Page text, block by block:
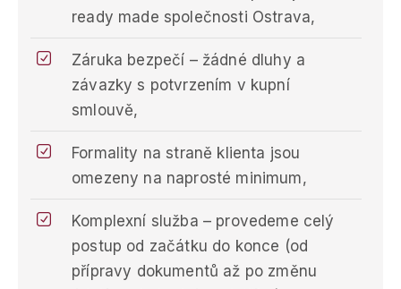
ready made společnosti Ostrava,
Záruka bezpečí – žádné dluhy a
závazky s potvrzením v kupní
smlouvě,
Formality na straně klienta jsou
omezeny na naprosté minimum,
Komplexní služba – provedeme celý
postup od začátku do konce (od
přípravy dokumentů až po změnu